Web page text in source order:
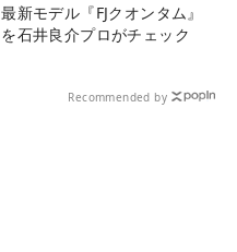
最新モデル『FJクオンタム』
を石井良介プロがチェック
Recommended by